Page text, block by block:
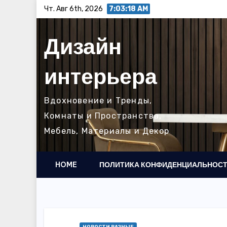
содержимому
Чт. Авг 6th, 2026 7:03:19 AM
Дизайн
интерьера
Вдохновение и Тренды,
Комнаты и Пространства,
Мебель, Материалы и Декор
HOME ПОЛИТИКА